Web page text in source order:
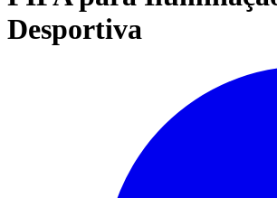
Desportiva